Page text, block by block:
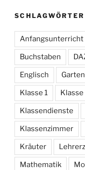
SCHLAGWÖRTER
Anfangsunterricht
Buchstaben
Englisch Garten
Klasse 1 Klasse
Klassendienste
Klassenzimmer
Kräuter
Mathematik